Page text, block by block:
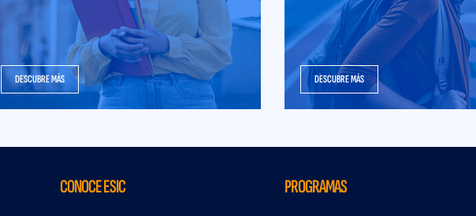
DESCUBRE MÁS DESCUBRE MÁS
CONOCE ESIC PROGRAMAS